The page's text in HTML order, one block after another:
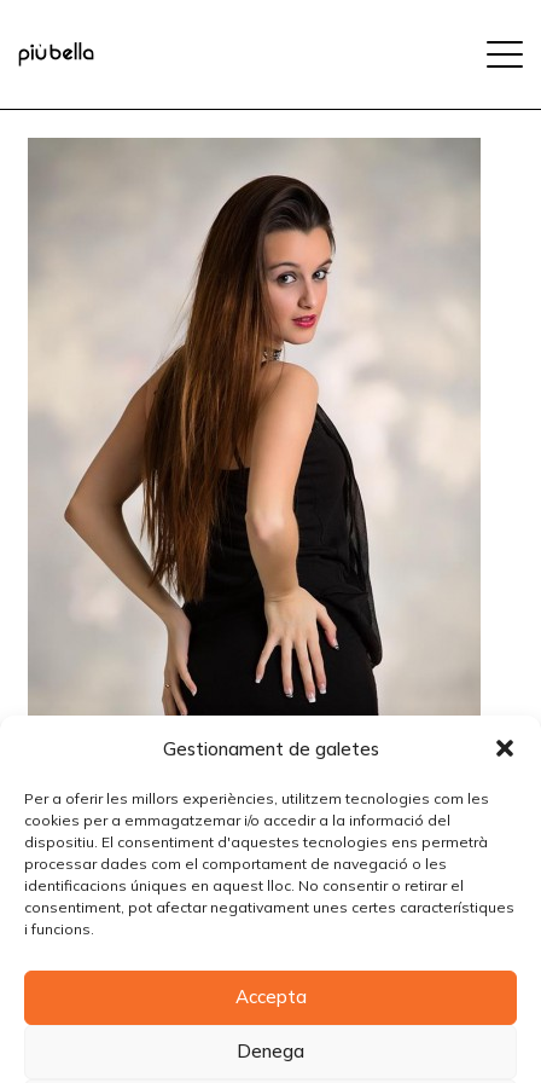
Gestionament de galetes
Per a oferir les millors experiències, utilitzem tecnologies com les
cookies per a emmagatzemar i/o accedir a la informació del
dispositiu. El consentiment d'aquestes tecnologies ens permetrà
processar dades com el comportament de navegació o les
identificacions úniques en aquest lloc. No consentir o retirar el
consentiment, pot afectar negativament unes certes característiques
i funcions.
Accepta
Denega
Lo siento, debes estarconectadopara publicar un
comentario.
© Copyright Piùbella Models Agency
Designed ByCreative Corner Agency
Política de cookies